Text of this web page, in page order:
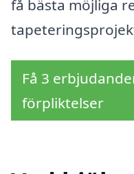
få bästa möjliga
Få 3
förpliktelser